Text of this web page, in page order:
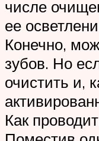
числе
ее
Конечно,
зубов. Но
очистить и,
Как